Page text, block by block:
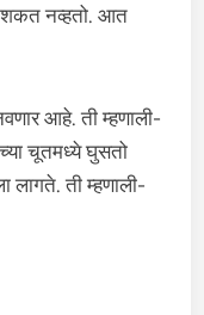
शकत नव्हतो. आत
आहे. ती म्हणाली-
चूतमध्ये घुसतो
लागते. ती म्हणाली-